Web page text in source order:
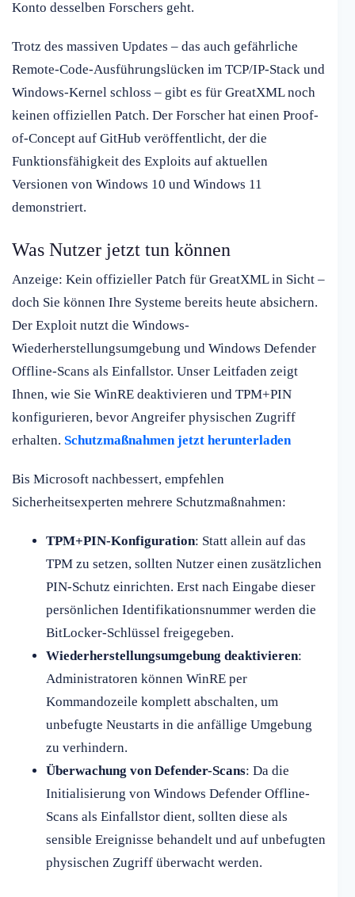
Konto desselben Forschers geht.
Trotz des massiven Updates – das auch gefährliche
Remote-Code-Ausführungslücken im TCP/IP-Stack und
Windows-Kernel schloss – gibt es für GreatXML noch
keinen offiziellen Patch. Der Forscher hat einen Proof-
of-Concept auf GitHub veröffentlicht, der die
Funktionsfähigkeit des Exploits auf aktuellen
Versionen von Windows 10 und Windows 11
demonstriert.
Was Nutzer jetzt tun können
Anzeige: Kein offizieller Patch für GreatXML in Sicht –
doch Sie können Ihre Systeme bereits heute absichern.
Der Exploit nutzt die Windows-
Wiederherstellungsumgebung und Windows Defender
Offline-Scans als Einfallstor. Unser Leitfaden zeigt
Ihnen, wie Sie WinRE deaktivieren und TPM+PIN
konfigurieren, bevor Angreifer physischen Zugriff
erhalten. Schutzmaßnahmen jetzt herunterladen
Bis Microsoft nachbessert, empfehlen
Sicherheitsexperten mehrere Schutzmaßnahmen:
TPM+PIN-Konfiguration: Statt allein auf das
TPM zu setzen, sollten Nutzer einen zusätzlichen
PIN-Schutz einrichten. Erst nach Eingabe dieser
persönlichen Identifikationsnummer werden die
BitLocker-Schlüssel freigegeben.
Wiederherstellungsumgebung deaktivieren:
Administratoren können WinRE per
Kommandozeile komplett abschalten, um
unbefugte Neustarts in die anfällige Umgebung
zu verhindern.
Überwachung von Defender-Scans: Da die
Initialisierung von Windows Defender Offline-
Scans als Einfallstor dient, sollten diese als
sensible Ereignisse behandelt und auf unbefugten
physischen Zugriff überwacht werden.